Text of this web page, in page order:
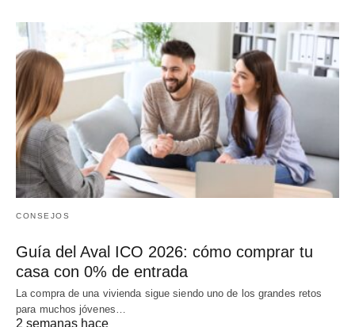
CONSEJOS
Guía del Aval ICO 2026: cómo comprar tu
casa con 0% de entrada
La compra de una vivienda sigue siendo uno de los grandes retos
para muchos jóvenes…
2 semanas hace